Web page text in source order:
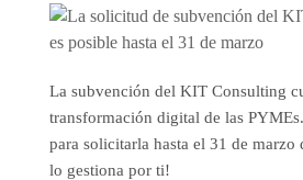
La subvención del KIT Consulting
transformación digital de las
para solicitarla hasta el 31 de marzo
lo gestiona por ti!